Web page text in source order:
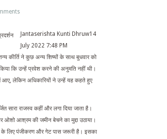
Jantaserishta Kunti Dhruw14
July 2022 7:48 PM
कीर्ति ने कुछ अन्य शिष्यों के साथ बुधवार को
कि उन्हें प्रवेश करने की अनुमति नहीं थी।
आए, लेकिन अधिकारियों ने उन्हें यह कहते हुए
सारा राजस्व कहीं और लगा दिया जाता है।
ओशो आश्रम की जमीन बेचने का मुद्दा उठाया।
के लिए पंजीकरण और गेट पास जरूरी है। इसका